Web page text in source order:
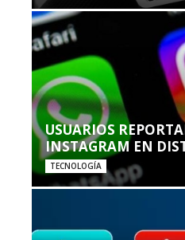
USUARIOS
INSTAGRAM EN
TECNOLOGÍA